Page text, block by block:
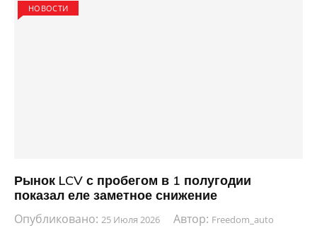
НОВОСТИ
Рынок LCV с пробегом в 1 полугодии
показал еле заметное снижение
Опубликовано: 25 Июля 2026 Автор: Freedom_auto